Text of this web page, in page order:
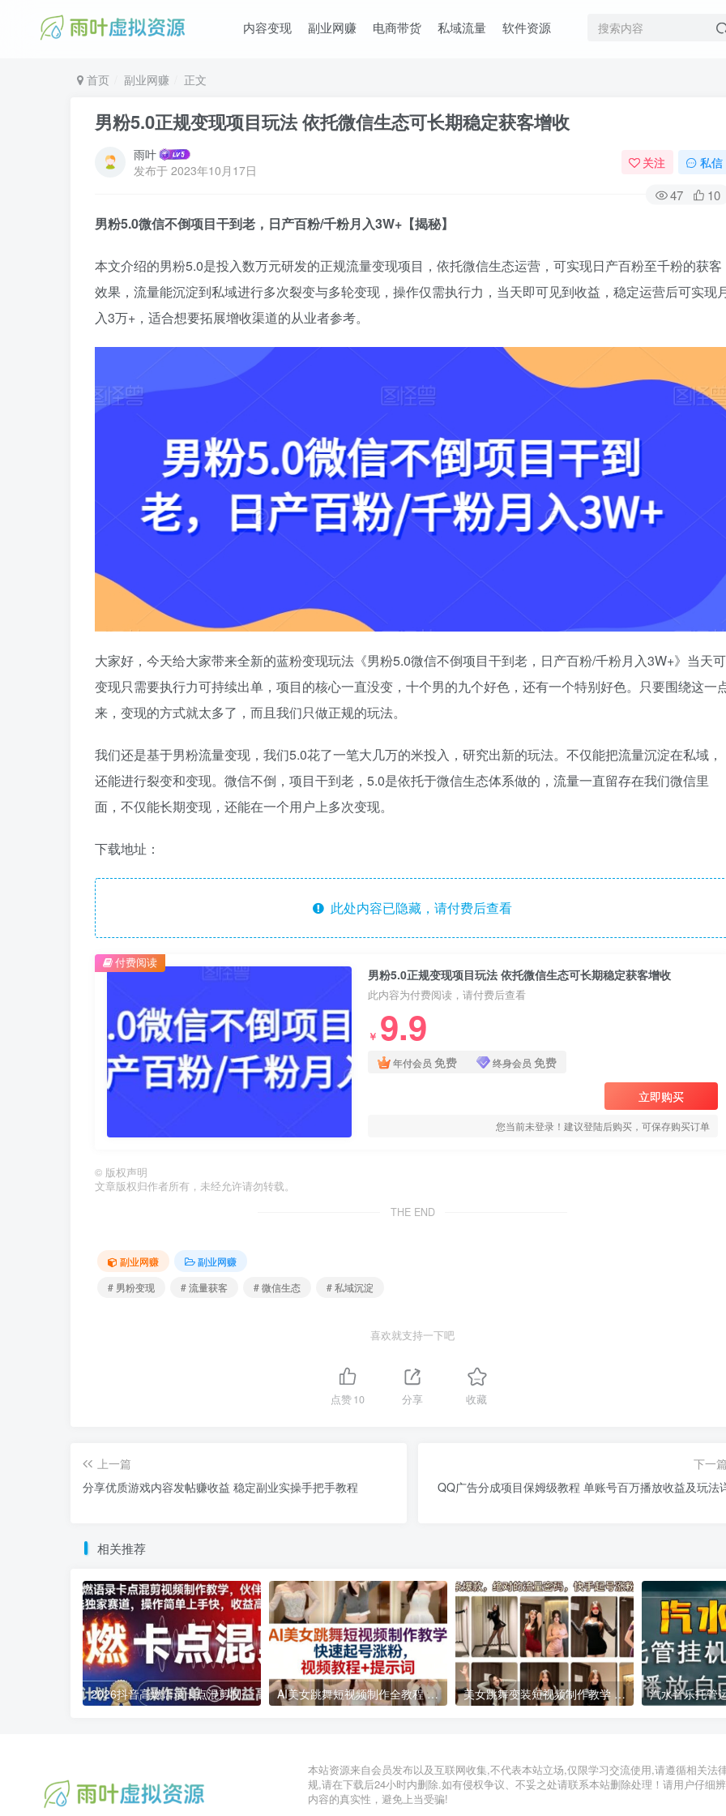
内容变现 副业网赚 电商带货 私域流量 软件资源
首页 副业网赚 正文
男粉5.0正规变现项目玩法 依托微信生态可长期稳定获客增收
雨叶
发布于 2023年10月17日 关注 私信
47 10
男粉5.0微信不倒项目干到老，日产百粉/千粉月入3W+【揭秘】
本文介绍的男粉5.0是投入数万元研发的正规流量变现项目，依托微信生态运营，可实现日产百粉至千粉的获客
效果，流量能沉淀到私域进行多次裂变与多轮变现，操作仅需执行力，当天即可见到收益，稳定运营后可实现
入3万+，适合想要拓展增收渠道的从业者参考。
大家好，今天给大家带来全新的蓝粉变现玩法《男粉5.0微信不倒项目干到老，日产百粉/千粉月入3W+》当天可
变现只需要执行力可持续出单，项目的核心一直没变，十个男的九个好色，还有一个特别好色。只要围绕这一
来，变现的方式就太多了，而且我们只做正规的玩法。
我们还是基于男粉流量变现，我们5.0花了一笔大几万的米投入，研究出新的玩法。不仅能把流量沉淀在私域，
还能进行裂变和变现。微信不倒，项目干到老，5.0是依托于微信生态体系做的，流量一直留存在我们微信里
面，不仅能长期变现，还能在一个用户上多次变现。
下载地址：
此处内容已隐藏，请付费后查看
男粉5.0正规变现项目玩法 依托微信生态可长期稳定获客增收
此内容为付费阅读，请付费后查看
￥ 9.9
年付会员 免费 终身会员 免费
立即购买
您当前未登录！建议登陆后购买，可保存购买订单
付费阅读
© 版权声明
文章版权归作者所有，未经允许请勿转载。
THE END
副业网赚
副业网赚
# 男粉变现
# 流量获客 # 微信生态 # 私域沉淀
喜欢就支持一下吧
点赞10 分享 收藏
上一篇
分享优质游戏内容发帖赚收益 稳定副业实操手把手教程
下一
QQ广告分成项目保姆级教程 单账号百万播放收益及玩法
相关推荐
2026抖音高燃语录卡点混剪制作教学 伙伴计划低门槛增收教程 AI美女跳舞短视频制作全教程 附配套提示词助力账号快速起号涨粉 美女跳舞变装短视频制作教学 快手起号涨粉实操指南
本站资源来自会员发布以及互联网收集,不代表本站立场,仅限学习交流使用,请遵循相关法
规,请在下载后24小时内删除.如有侵权争议、不妥之处请联系本站删除处理！请用户仔细
内容的真实性，避免上当受骗!